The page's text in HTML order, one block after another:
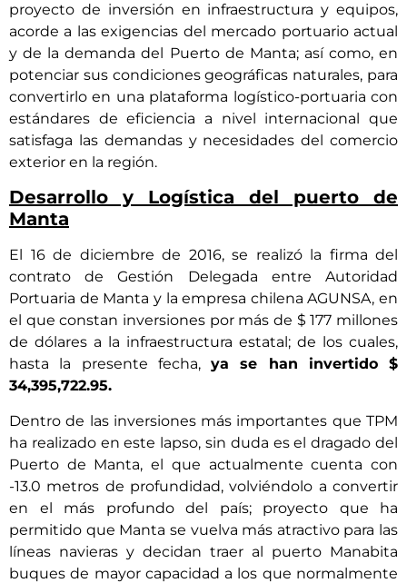
proyecto de inversión en infraestructura y equipos,
acorde a las exigencias del mercado portuario actual
y de la demanda del Puerto de Manta; así como, en
potenciar sus condiciones geográficas naturales, para
convertirlo en una plataforma logístico-portuaria con
estándares de eficiencia a nivel internacional que
satisfaga las demandas y necesidades del comercio
exterior en la región.
Desarrollo y Logística del puerto de
Manta
El 16 de diciembre de 2016, se realizó la firma del
contrato de Gestión Delegada entre Autoridad
Portuaria de Manta y la empresa chilena AGUNSA, en
el que constan inversiones por más de $ 177 millones
de dólares a la infraestructura estatal; de los cuales,
hasta la presente fecha, ya se han invertido $
34,395,722.95.
Dentro de las inversiones más importantes que TPM
ha realizado en este lapso, sin duda es el dragado del
Puerto de Manta, el que actualmente cuenta con
-13.0 metros de profundidad, volviéndolo a convertir
en el más profundo del país; proyecto que ha
permitido que Manta se vuelva más atractivo para las
líneas navieras y decidan traer al puerto Manabita
buques de mayor capacidad a los que normalmente